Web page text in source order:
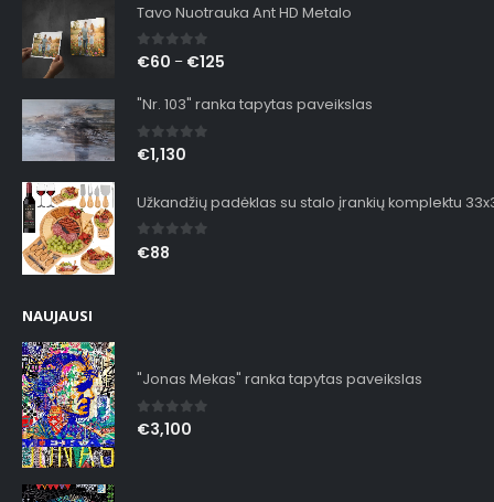
Tavo Nuotrauka Ant HD Metalo
0out of 5
€60 – €125
"Nr. 103" ranka tapytas paveikslas
0out of 5
€1,130
Užkandžių padėklas su stalo įrankių komplektu
0out of 5
€88
NAUJAUSI
"Jonas Mekas" ranka tapytas paveikslas
0out of 5
€3,100